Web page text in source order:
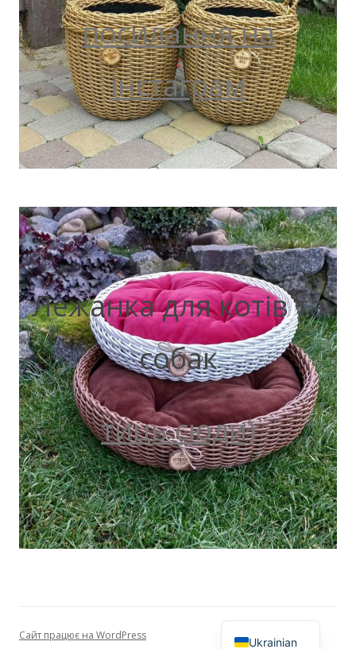
посилання на
інстаграм
Лежанка для котів та
собак
тиць сюди)
Сайт працює на WordPress
Ukrainian